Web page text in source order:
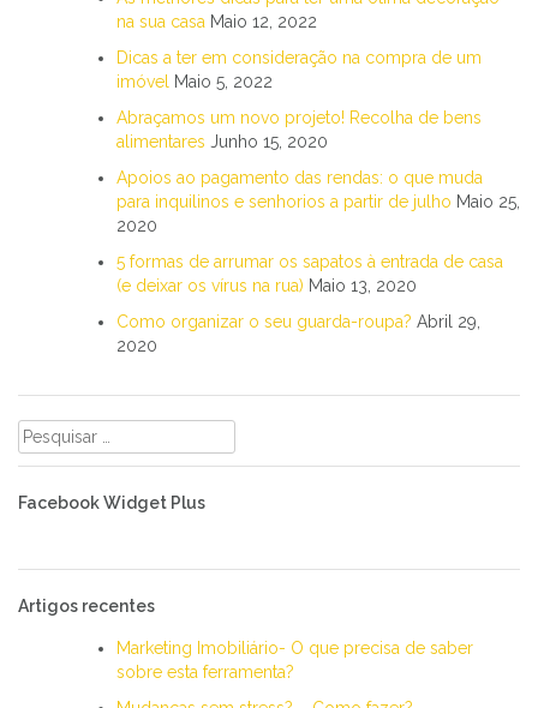
na sua casa Maio 12, 2022
Dicas a ter em consideração na compra de um
imóvel
Maio 5, 2022
Abraçamos um novo projeto! Recolha de bens
alimentares Junho 15, 2020
Apoios ao pagamento das rendas: o que muda
para inquilinos e senhorios a partir de julho Maio 25,
2020
5 formas de arrumar os sapatos à entrada de casa
(e deixar os vírus na rua) Maio 13, 2020
Como organizar o seu guarda-roupa? Abril 29,
2020
Pesquisar
por:
Facebook Widget Plus
Artigos recentes
Marketing Imobiliário- O que precisa de saber
sobre esta ferramenta?